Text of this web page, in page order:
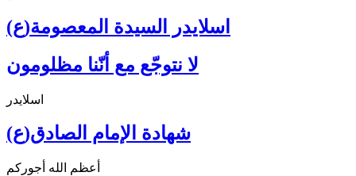
اسلايدر السيدة المعصومة(ع)
لا نتوجّع مع أنّنا مظلومون
اسلايدر
شهادة الإمام الصادق(ع)
أعظم الله أجوركم